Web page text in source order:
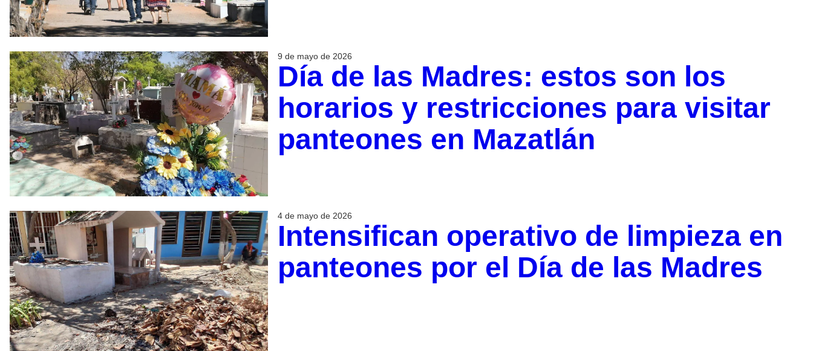
9 de mayo de 2026
Día de las Madres: estos son los
horarios y restricciones para visitar
panteones en Mazatlán
4 de mayo de 2026
Intensifican operativo de limpieza en
panteones por el Día de las Madres